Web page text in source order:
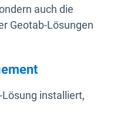
auch die
Geotab-Lösungen
Lösung installiert,